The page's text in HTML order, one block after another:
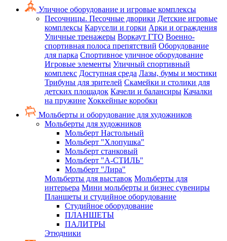
Уличное оборудование и игровые комплексы
Песочницы. Песочные дворики Детские игровые
комплексы Карусели и горки Арки и ограждения
Уличные тренажеры Воркаут ГТО Военно-
спортивная полоса препятствий Оборудование
для парка Спортивное уличное оборудование
Игровые элементы Уличный спортивный
комплекс Доступная среда Лазы, бумы и мостики
Трибуны для зрителей Скамейки и столики для
детских площадок Качели и балансиры Качалки
на пружине Хоккейные коробки
Мольберты и оборудование для художников
Мольберты для художников
Мольберт Настольный
Мольберт "Хлопушка"
Мольберт станковый
Мольберт "А-СТИЛЬ"
Мольберт "Лира"
Мольберты для выставок Мольберты для
интерьера Мини мольберты и бизнес сувениры
Планшеты и студийное оборудование
Студийное оборудование
ПЛАНШЕТЫ
ПАЛИТРЫ
Этюдники